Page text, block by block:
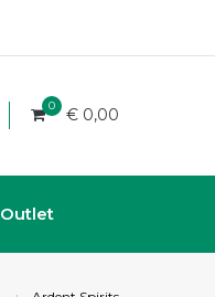
0 € 0,00
Outlet